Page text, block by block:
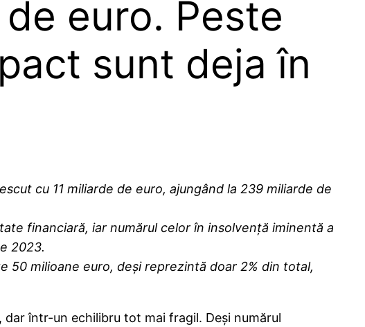
euro. Peste
sunt deja în
cu 11 miliarde de euro, ajungând la 239 miliarde de
financiară, iar numărul celor în insolvență iminentă a
2023.
50 milioane euro, deși reprezintă doar 2% din total,
într-un echilibru tot mai fragil. Deși numărul